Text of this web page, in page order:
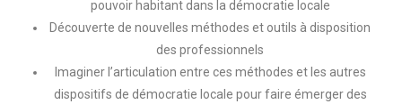
pouvoir habitant dans la démocratie locale
Découverte de nouvelles méthodes et outils à disposition
des professionnels
Imaginer l’articulation entre ces méthodes et les autres
dispositifs de démocratie locale pour faire émerger des